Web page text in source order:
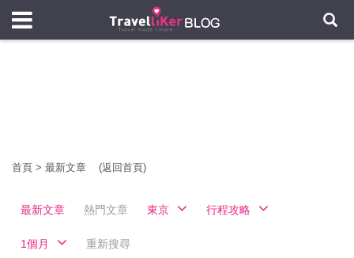
首頁 > 最新文章 (返回首頁)
最新文章 熱門文章 東京 行程攻略
1個月 重新搜尋